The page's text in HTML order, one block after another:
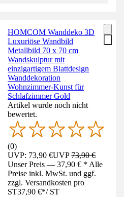
HOMCOM Wanddeko 3D
Luxuriöse Wandbild
Metallbild 70 x 70 cm
Wandskulptur mit
einzigartigem Blattdesign
Wanddekoration
Wohnzimmer-Kunst für
Schlafzimmer Gold
Artikel wurde noch nicht
bewertet.
(0)
UVP: 73,90 €UVP73,90 €
Unser Preis — 37,90 € * Alle
Preise inkl. MwSt. und ggf.
zzgl. Versandkosten pro
ST37,90 €*/ ST